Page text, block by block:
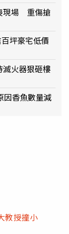
現場 重傷搶
坪豪宅低價
火器狠砸樓
香魚數量減
教授撞小